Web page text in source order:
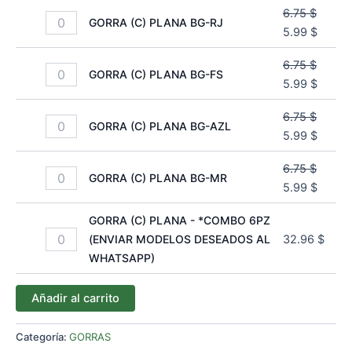
GORRA (C) PLANA BG-RJ
6.75$
5.99 $
GORRA (C) PLANA BG-FS
6.75$
5.99 $
GORRA (C) PLANA BG-AZL
6.75$
5.99 $
GORRA (C) PLANA BG-MR
6.75$
5.99 $
GORRA (C) PLANA - *COMBO 6PZ
(ENVIAR MODELOS DESEADOS AL
WHATSAPP)
32.96 $
Añadir al carrito
Categoría: GORRAS